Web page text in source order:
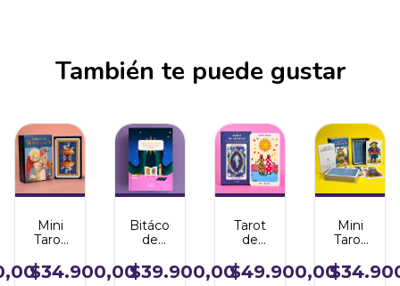
También te puede gustar
Mini
Tarot
Cats
$34.900,00
Bitácora
de
$39.900,00
Tarot
de
$49.900,00
Mini
Tarot
Marseille
- Lo